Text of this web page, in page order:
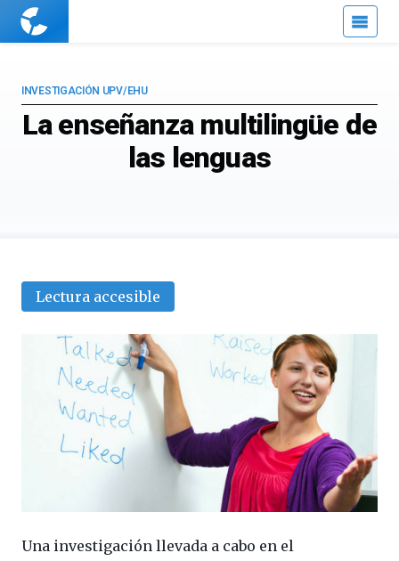
Cuaderno
La enseñanza multilingüe de
las lenguas
INVESTIGACIÓN UPV/EHU
Lectura accesible
Una investigación llevada a cabo en el